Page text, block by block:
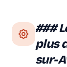
###
plus
sur-